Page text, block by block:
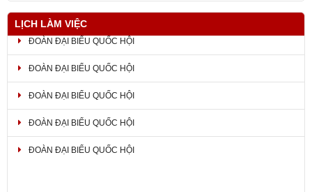
LỊCH LÀM VIỆC
ĐOÀN ĐẠI BIỂU QUỐC HỘI
ĐOÀN ĐẠI BIỂU QUỐC HỘI
ĐOÀN ĐẠI BIỂU QUỐC HỘI
ĐOÀN ĐẠI BIỂU QUỐC HỘI
ĐOÀN ĐẠI BIỂU QUỐC HỘI